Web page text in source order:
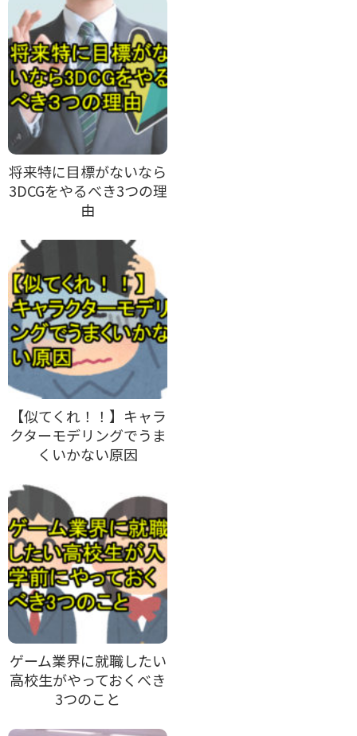
将来特に目標がないなら
3DCGをやるべき3つの理
由
【似てくれ！！】キャラ
クターモデリングでうま
くいかない原因
ゲーム業界に就職したい
高校生がやっておくべき
3つのこと